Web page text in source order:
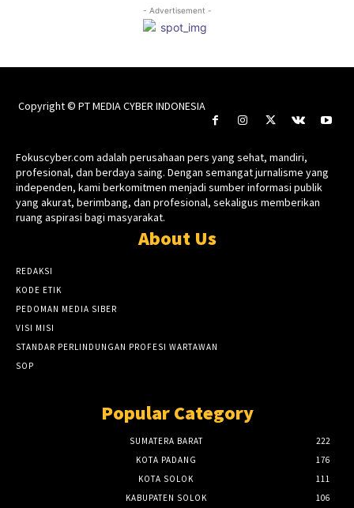
- Advertisement -
Copyright © PT MEDIA CYBER INDONESIA
Fokuscyber.com adalah perusahaan pers yang sehat, mandiri,
profesional, dan berdaya saing. Dengan semangat jurnalisme yang
independen, kami berkomitmen menjadi sumber informasi publik
yang akurat, berimbang, dan profesional, sekaligus memberikan
ruang aspirasi bagi masyarakat.
About Us
REDAKSI
KODE ETIK
PEDOMAN MEDIA SIBER
VISI MISI
STANDAR PERLINDUNGAN PROFESI WARTAWAN
SOP
Popular Category
SUMATERA BARAT
222
KOTA PADANG
176
KOTA SOLOK
111
KABUPATEN SOLOK
106